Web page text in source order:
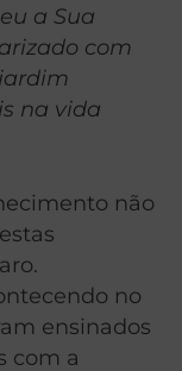
a Sua
com
na vida
não
no
ensinados
com a